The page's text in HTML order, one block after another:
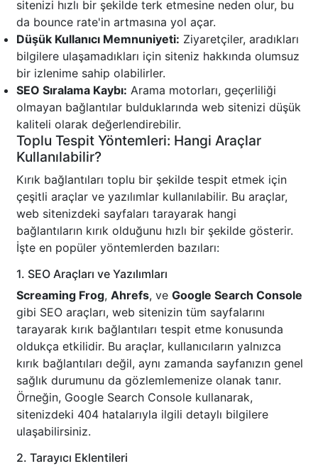
sitenizi hızlı bir şekilde terk etmesine neden olur, bu
da bounce rate'in artmasına yol açar.
Düşük Kullanıcı Memnuniyeti: Ziyaretçiler, aradıkları
bilgilere ulaşamadıkları için siteniz hakkında olumsuz
bir izlenime sahip olabilirler.
SEO Sıralama Kaybı: Arama motorları, geçerliliği
olmayan bağlantılar bulduklarında web sitenizi düşük
kaliteli olarak değerlendirebilir.
Toplu Tespit Yöntemleri: Hangi Araçlar
Kullanılabilir?
Kırık bağlantıları toplu bir şekilde tespit etmek için
çeşitli araçlar ve yazılımlar kullanılabilir. Bu araçlar,
web sitenizdeki sayfaları tarayarak hangi
bağlantıların kırık olduğunu hızlı bir şekilde gösterir.
İşte en popüler yöntemlerden bazıları:
1. SEO Araçları ve Yazılımları
Screaming Frog, Ahrefs, ve Google Search Console
gibi SEO araçları, web sitenizin tüm sayfalarını
tarayarak kırık bağlantıları tespit etme konusunda
oldukça etkilidir. Bu araçlar, kullanıcıların yalnızca
kırık bağlantıları değil, aynı zamanda sayfanızın genel
sağlık durumunu da gözlemlemenize olanak tanır.
Örneğin, Google Search Console kullanarak,
sitenizdeki 404 hatalarıyla ilgili detaylı bilgilere
ulaşabilirsiniz.
2. Tarayıcı Eklentileri